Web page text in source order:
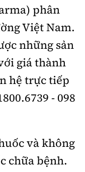
phân
Việt Nam.
những sản
giá thành
hệ trực tiếp
- 098
và không
chữa bệnh.